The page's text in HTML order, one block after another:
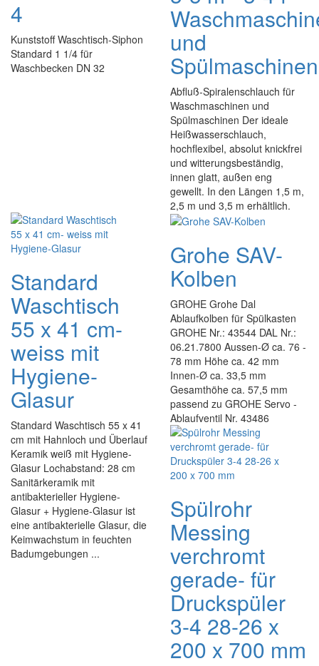
4
Kunststoff Waschtisch-Siphon
Standard 1 1/4 für
Waschbecken DN 32
und
Spülmaschinen
Abfluß-Spiralenschlauch für
Waschmaschinen und
Spülmaschinen Der ideale
Heißwasserschlauch,
hochflexibel, absolut knickfrei
und witterungsbeständig,
innen glatt, außen eng
gewellt. In den Längen 1,5 m,
2,5 m und 3,5 m erhältlich.
Standard
Waschtisch
55 x 41 cm-
weiss mit
Hygiene-
Glasur
Standard Waschtisch 55 x 41
cm mit Hahnloch und Überlauf
Keramik weiß mit Hygiene-
Glasur Lochabstand: 28 cm
Sanitärkeramik mit
antibakterieller Hygiene-
Glasur + Hygiene-Glasur ist
eine antibakterielle Glasur, die
Keimwachstum in feuchten
Badumgebungen ...
Grohe SAV-
Kolben
GROHE Grohe Dal
Ablaufkolben für Spülkasten
GROHE Nr.: 43544 DAL Nr.:
06.21.7800 Aussen-Ø ca. 76 -
78 mm Höhe ca. 42 mm
Innen-Ø ca. 33,5 mm
Gesamthöhe ca. 57,5 mm
passend zu GROHE Servo -
Ablaufventil Nr. 43486
Spülrohr
Messing
verchromt
gerade- für
Druckspüler
3-4 28-26 x
200 x 700 mm